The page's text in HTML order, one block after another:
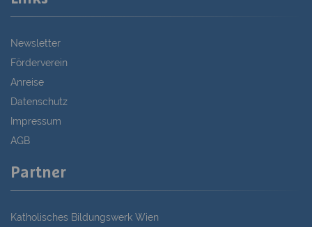
Newsletter
Förderverein
Anreise
Datenschutz
Impressum
AGB
Partner
Katholisches Bildungswerk Wien